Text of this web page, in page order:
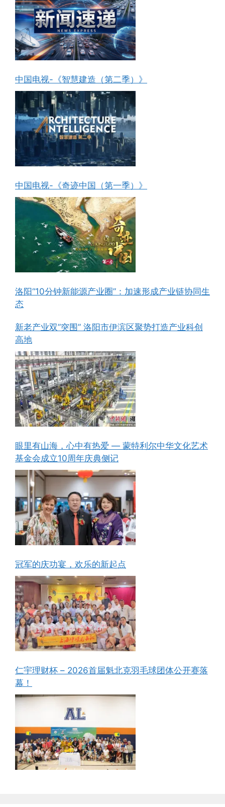
中国电视-《智慧建造（第二季）》
中国电视-《奇迹中国（第一季）》
洛阳“10分钟新能源产业圈”：加速形成产业链协同生
态
新老产业双”突围” 洛阳市伊滨区聚势打造产业科创
高地
眼里有山海，心中有热爱 — 蒙特利尔中华文化艺术
基金会成立10周年庆典侧记
冠军的庆功宴，欢乐的新起点
仁宇理财杯 – 2026首届魁北克羽毛球团体公开赛落
幕！